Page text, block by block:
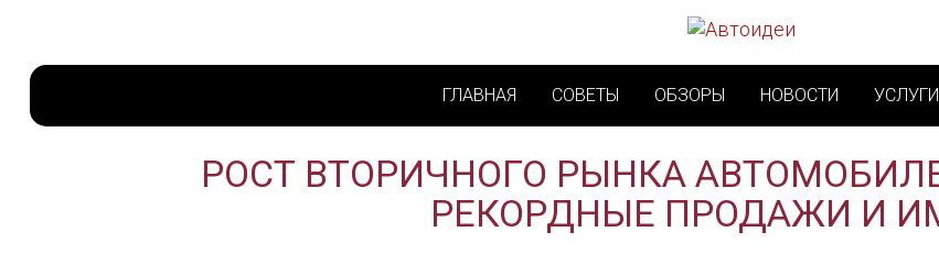
ГЛАВНАЯ СОВЕТЫ ОБЗОРЫ НОВОСТИ УСЛУГИ
РОСТ ВТОРИЧНОГО РЫНКА
РЕКОРДНЫЕ ПРОДАЖИ И